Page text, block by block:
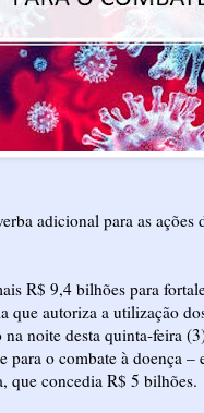
adicional para as
R$ 9,4 bilhões para
autoriza a utilização
noite desta quinta-feira
para o combate à doença
que concedia R$ 5 bilhões.